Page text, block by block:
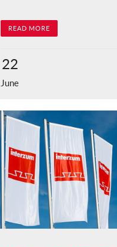
READ MORE
22
June